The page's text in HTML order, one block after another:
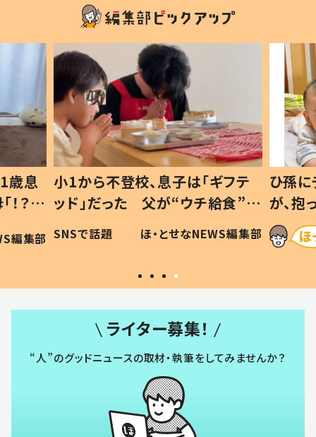
歳息
？」
編集部
小1から不登校、息子は「ギフテ
ッド」だった 父が“ウチ給食”を
作り続ける理由とは #令和の親
#令和の子
SNSで話題 ほ・とせなNEWS編集部
ひ孫
が、
「涙が
い」
ライター募集！
“人”のグッドニュースの取材・執筆をしてみませんか？